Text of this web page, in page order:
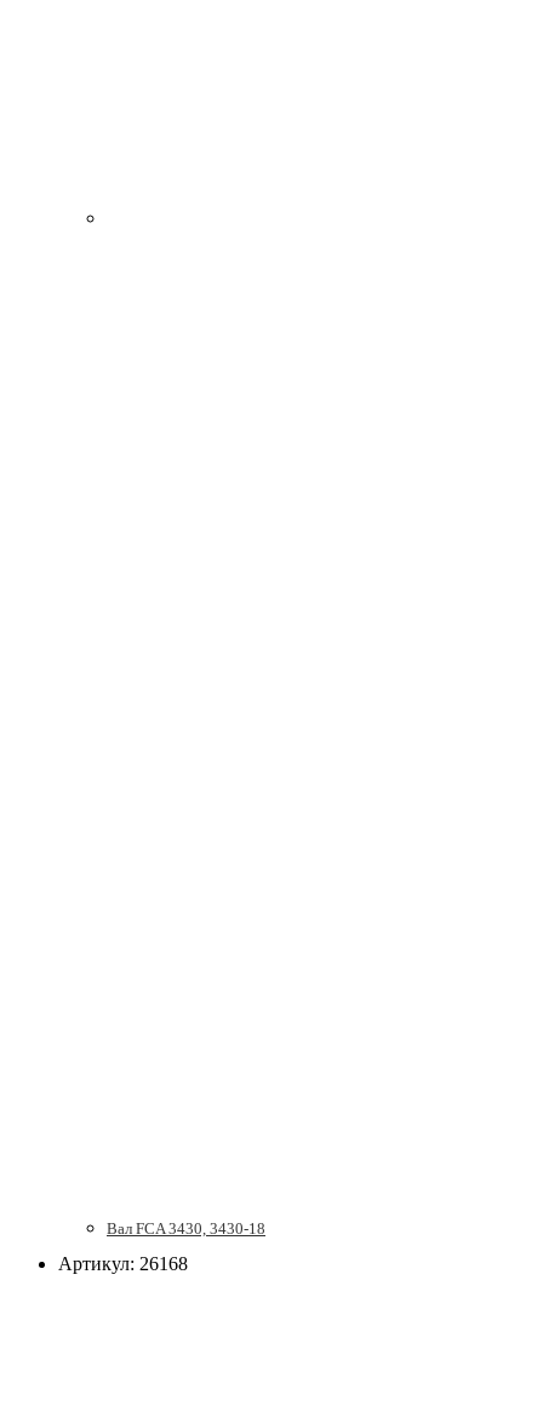
Вал FCA 3430, 3430-18
Артикул: 26168